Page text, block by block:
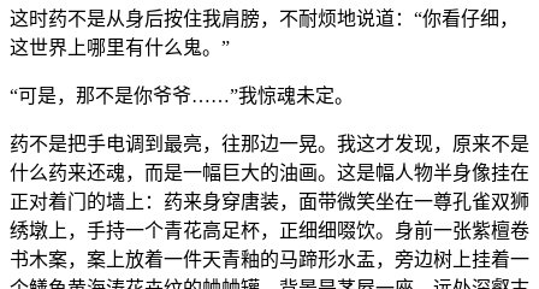
这时药不是从身后按住我肩膀，不耐烦地说道：“你看仔细，
这世界上哪里有什么鬼。”
“可是，那不是你爷爷……”我惊魂未定。
药不是把手电调到最亮，往那边一晃。我这才发现，原来不是
什么药来还魂，而是一幅巨大的油画。这是幅人物半身像挂在
正对着门的墙上：药来身穿唐装，面带微笑坐在一尊孔雀双狮
绣墩上，手持一个青花高足杯，正细细啜饮。身前一张紫檀卷
书木案，案上放着一件天青釉的马蹄形水盂，旁边树上挂着一